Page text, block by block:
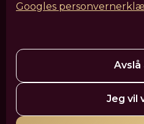
Googles
Avslå
Jeg vil
Polynukleotider - Laksesperm
VanityShapeCellulittreduksjon
Mesoterapi – Pluryal Mesoline